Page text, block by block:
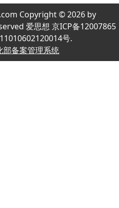
Copyright © 2026 by
爱思想 京ICP备12007865
号.
部备案管理系统